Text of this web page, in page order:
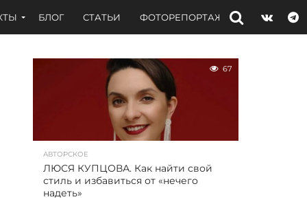
БЛОГ СТАТЬИ ФОТОРЕПОРТАЖИ ИНТЕРВЬЮ
67
АВТОРСКОЕ
ЛЮСЯ КУПЦОВА. Как найти свой
стиль и избавиться от «нечего
надеть»